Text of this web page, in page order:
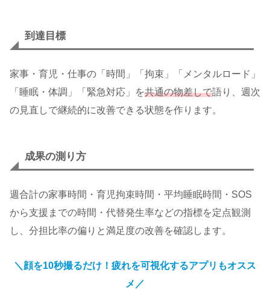
到達目標
家事・育児・仕事の「時間」「拘束」「メンタルロード」
「睡眠・体調」「緊急対応」を共通の物差しで語り、週次
の見直しで継続的に改善できる状態を作ります。
成果の測り方
週合計の家事時間・育児拘束時間・平均睡眠時間・SOS
から支援までの時間・代替発生率などの指標を定点観測
し、分担比率の偏りと満足度の改善を確認します。
＼顔を10秒撮るだけ！疲れを可視化するアプリもオスス
メ／